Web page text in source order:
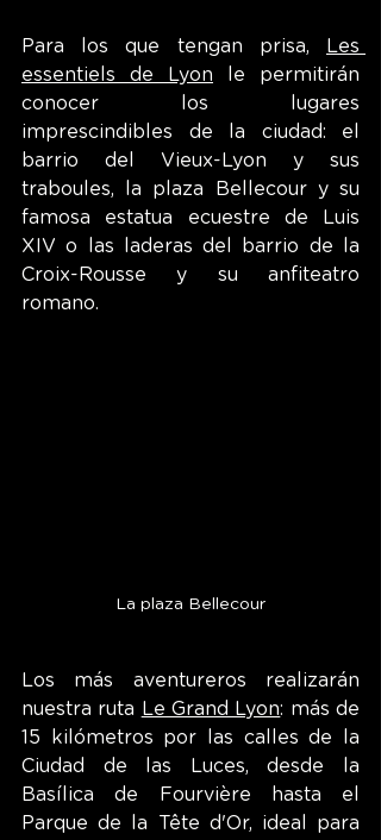
Para los que tengan prisa,
Les
essentiels de Lyon le permitirán
conocer los lugares
imprescindibles de la ciudad: el
barrio del Vieux-Lyon y sus
traboules, la plaza Bellecour y su
famosa estatua ecuestre de Luis
XIV o las laderas del barrio de la
Croix-Rousse y su anfiteatro
romano.
La plaza Bellecour
Los más aventureros realizarán
nuestra ruta
Le Grand Lyon: más de
15 kilómetros por las calles de la
Ciudad de las Luces, desde la
Basílica de Fourvière hasta el
Parque de la Tête d'Or, ideal para